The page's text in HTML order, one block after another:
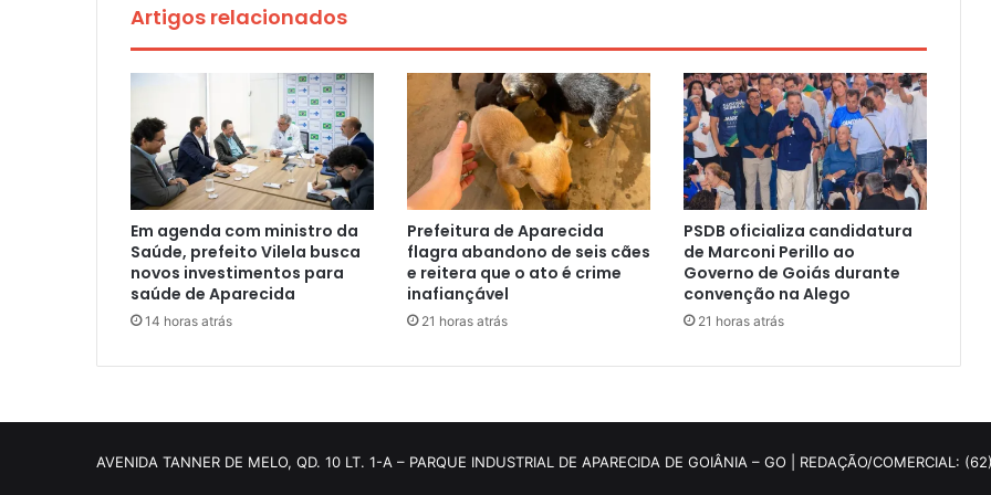
Artigos relacionados
Em agenda com ministro da
Saúde, prefeito Vilela busca
novos investimentos para
saúde de Aparecida
14 horas atrás
Prefeitura de Aparecida
flagra abandono de seis cães
e reitera que o ato é crime
inafiançável
21 horas atrás
PSDB oficializa candidatura
de Marconi Perillo ao
Governo de Goiás durante
convenção na Alego
21 horas atrás
AVENIDA TANNER DE MELO, QD. 10 LT. 1-A – PARQUE INDUSTRIAL DE APARECIDA DE GOIÂNIA – GO | REDAÇÃO/COMERCIAL: